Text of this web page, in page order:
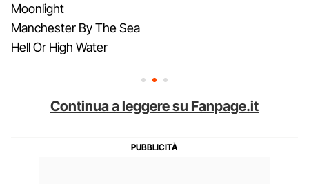
Moonlight
Manchester By The Sea
Hell Or High Water
Continua a leggere su Fanpage.it